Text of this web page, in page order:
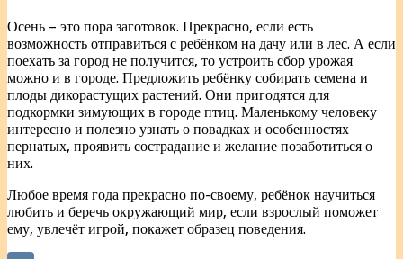
Осень – это пора заготовок. Прекрасно, если есть
возможность отправиться с ребёнком на дачу или в лес. А если
поехать за город не получится, то устроить сбор урожая
можно и в городе. Предложить ребёнку собирать семена и
плоды дикорастущих растений. Они пригодятся для
подкормки зимующих в городе птиц. Маленькому человеку
интересно и полезно узнать о повадках и особенностях
пернатых, проявить сострадание и желание позаботиться о
них.
Любое время года прекрасно по-своему, ребёнок научиться
любить и беречь окружающий мир, если взрослый поможет
ему, увлечёт игрой, покажет образец поведения.